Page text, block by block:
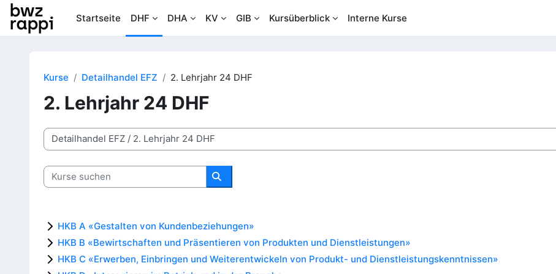
Zum Hauptinhalt
Startseite
DHF DHA KV GIB Kursüberblick Interne Kurse
Kurse Detailhandel EFZ 2. Lehrjahr 24 DHF
2. Lehrjahr 24 DHF
Kursbereiche
Kurse suchen
Kurse suchen
HKB A «Gestalten von Kundenbeziehungen»
HKB B «Bewirtschaften und Präsentieren von Produkten und Dienstleistungen»
HKB C «Erwerben, Einbringen und Weiterentwickeln von Produkt- und Dienstleistungskenntnissen»